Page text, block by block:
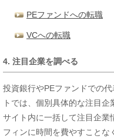
PEファンドへの転職
VCへの転職
4. 注目企業を調べる
投資銀行やPEファンドでの
トでは、個別具体的な注目企
サイト内に一括して注目企業
フィンに時間を費やすことな